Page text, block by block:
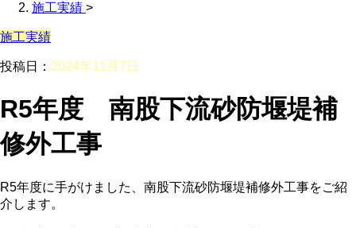
施工実績 >
施工実績
投稿日： 2024年11月7日
R5年度 南股下流砂防堰堤補
修外工事
R5年度に手がけました、南股下流砂防堰堤補修外工事をご紹
介します。